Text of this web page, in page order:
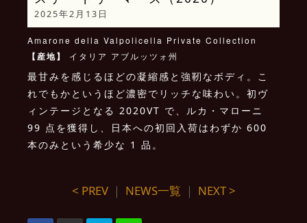
2025年2月13日
Amarone della Valpolicella Private Collection
【産地】 イタリア アブルッツォ州
最甘みを感じるほどの凝縮感と強靭なボディ。こ
れでもかというほど濃密でリッチな味わい。初ヴ
ィンテージとなる 2020VT で、ルカ・マローニ
99 点を獲得し、日本への初回入荷はわずか 600
本のみという希少な 1 品。
< PREV｜ NEWS一覧 ｜ NEXT >